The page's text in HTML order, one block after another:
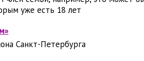
уже есть 18 лет
Санкт-Петербурга